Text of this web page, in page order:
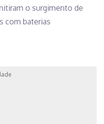
o surgimento de
com baterias